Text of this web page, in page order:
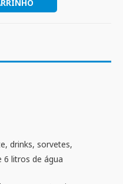
drinks, sorvetes,
6 litros de água